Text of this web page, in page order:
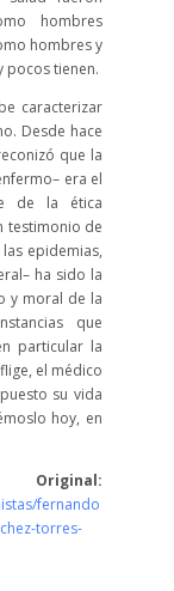
hombres
hombres y
pocos tienen.
caracterizar
Desde hace
que la
era el
de la ética
testimonio de
epidemias,
ha sido la
y moral de la
que
particular la
el médico
su vida
hoy, en
fernando
torres-